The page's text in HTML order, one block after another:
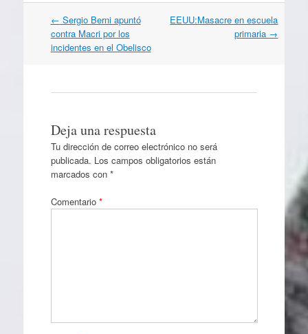
Navegación
por
artículos
← Sergio Berni apuntó
contra Macri por los
incidentes en el Obelisco
EEUU:Masacre en escuela
primaria →
Deja una respuesta
Tu dirección de correo electrónico no será
publicada. Los campos obligatorios están
marcados con *
Comentario *